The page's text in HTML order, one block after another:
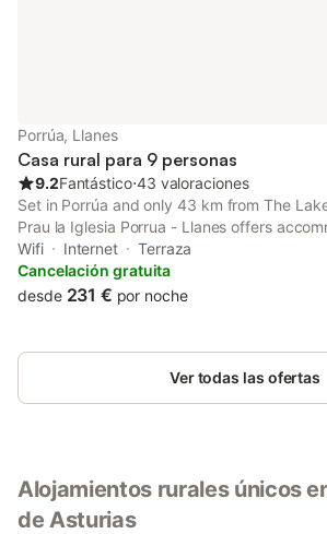
Porrúa, Llanes
Casa rural para 9 personas
9.2Fantástico⋅43 valoraciones
Set in Porrúa and only 43 km from The
Prau la Iglesia Porrua - Llanes offers
mountain views, free WiFi and free private
views, this accommodation features a patio.
Wifi Internet
Terraza
Cancelación gratuita
desde 231 € por noche
Ver todas las ofertas
Alojamientos rurales únicos
de Asturias